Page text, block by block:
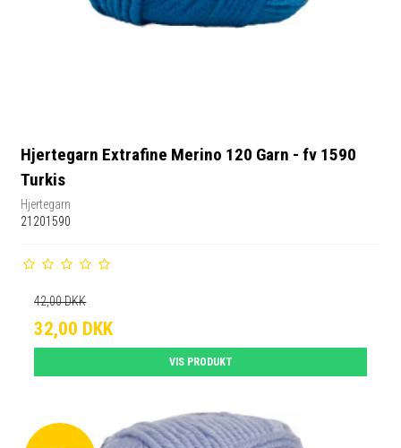
Hjertegarn Extrafine Merino 120 Garn - fv 1590
Turkis
Hjertegarn
21201590
42,00 DKK
32,00 DKK
VIS PRODUKT